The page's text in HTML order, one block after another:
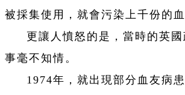
被採集使用，就會污染上千份的血
更讓人憤怒的是，當時的英
事毫不知情。
1974年，就出現部分血友病